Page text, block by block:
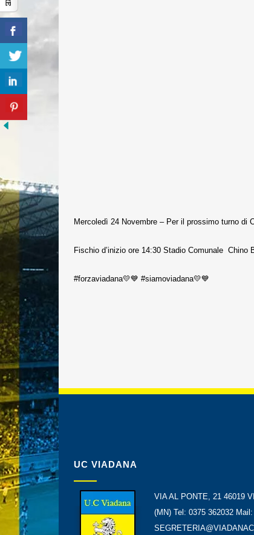
Mercoledì 24 Novembre – Per il prossimo turno di
Fischio d’inizio ore 14:30 Stadio Comunale Chino
#forzaviadana💛💙 #siamoviadana💛💙
UC VIADANA
VIA AL PONTE, 21 46019
(MN) Tel: 0375 362032 Mail: